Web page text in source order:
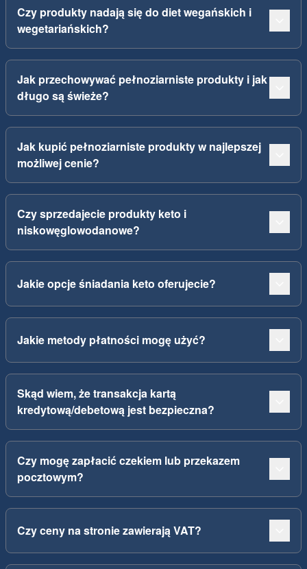
Czy produkty nadają się do diet wegańskich i
wegetariańskich?
Jak przechowywać pełnoziarniste produkty i jak
długo są świeże?
Jak kupić pełnoziarniste produkty w najlepszej
możliwej cenie?
Czy sprzedajecie produkty keto i
niskowęglowodanowe?
Jakie opcje śniadania keto oferujecie?
Jakie metody płatności mogę użyć?
Skąd wiem, że transakcja kartą
kredytową/debetową jest bezpieczna?
Czy mogę zapłacić czekiem lub przekazem
pocztowym?
Czy ceny na stronie zawierają VAT?